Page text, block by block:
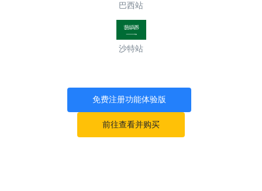
巴西站
沙特站
免费注册功能体验版
前往查看并购买